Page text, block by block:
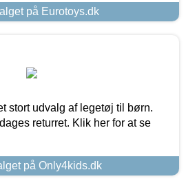
på Eurotoys.dk
stort udvalg af legetøj til børn.
returret. Klik her for at se
på Only4kids.dk